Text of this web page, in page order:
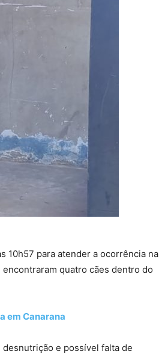
10h57 para atender a ocorrência na
quatro cães dentro do
em Canarana
e possível falta de